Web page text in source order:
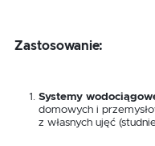
Zastosowanie:
Systemy
domowych i
z własnych ujęć